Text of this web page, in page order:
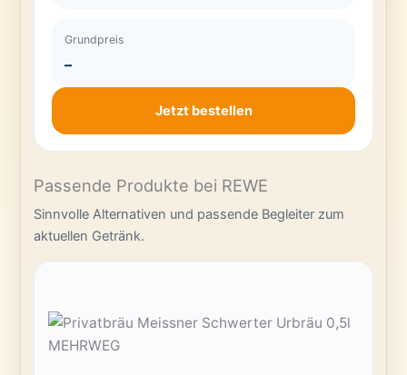
Grundpreis
–
Jetzt bestellen
Passende Produkte bei REWE
Sinnvolle Alternativen und passende Begleiter zum
aktuellen Getränk.